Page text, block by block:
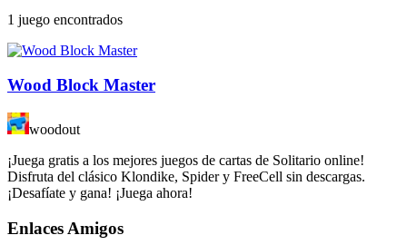
1 juego encontrados
Wood Block Master
woodout
¡Juega gratis a los mejores juegos de cartas de Solitario online!
Disfruta del clásico Klondike, Spider y FreeCell sin descargas.
¡Desafíate y gana! ¡Juega ahora!
Enlaces Amigos